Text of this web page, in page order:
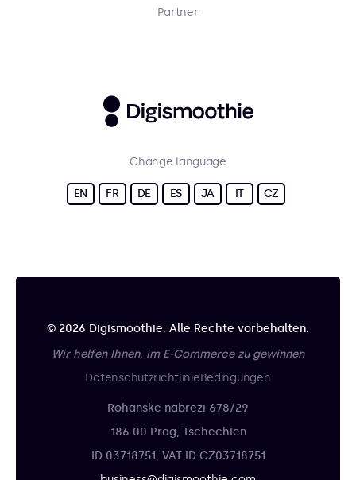
Partner
Change language
EN FR DE ES JA IT CZ
© 2026 Digismoothie. Alle Rechte vorbehalten.
Wir helfen Ihnen, im E-Commerce zu gewinnen
DatenschutzrichtlinieBedingungen
Rohanske nabrezi 678/29
186 00 Prag, Tschechien
ID 03718751, VAT ID CZ03718751